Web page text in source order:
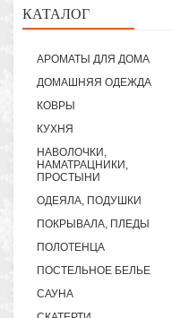
КАТАЛОГ
АРОМАТЫ ДЛЯ ДОМА
ДОМАШНЯЯ ОДЕЖДА
КОВРЫ
КУХНЯ
НАВОЛОЧКИ,
НАМАТРАЦНИКИ,
ПРОСТЫНИ
ОДЕЯЛА, ПОДУШКИ
ПОКРЫВАЛА, ПЛЕДЫ
ПОЛОТЕНЦА
ПОСТЕЛЬНОЕ БЕЛЬЕ
САУНА